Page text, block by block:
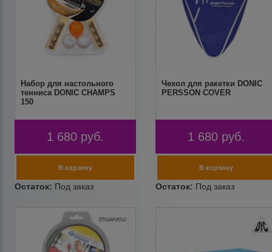
Набор для настольного
тенниса DONIC CHAMPS
150
1 680 руб.
Чехол для ракетки DONIC
PERSSON COVER
1 680 руб.